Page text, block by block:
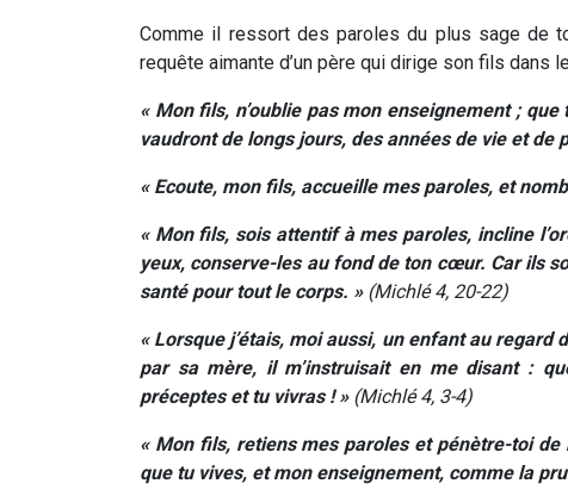
Comme il ressort des paroles du plus sage de
requête aimante d’un père qui dirige son fils dans
« Mon fils, n’oublie pas mon enseignement ;
vaudront de longs jours, des années de vie et de
« Ecoute, mon fils, accueille mes paroles, et
« Mon fils, sois attentif à mes paroles, incline
yeux, conserve-les au fond de ton cœur. Car ils
santé pour tout le corps. » (Michlé 4, 20-22)
« Lorsque j’étais, moi aussi, un enfant au
par sa mère, il m’instruisait en me disant :
préceptes et tu vivras ! » (Michlé 4, 3-4)
« Mon fils, retiens mes paroles et pénètre-toi
que tu vives, et mon enseignement, comme la